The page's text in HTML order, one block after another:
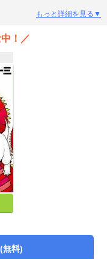
もっと詳細を見る▼
！／
無料)